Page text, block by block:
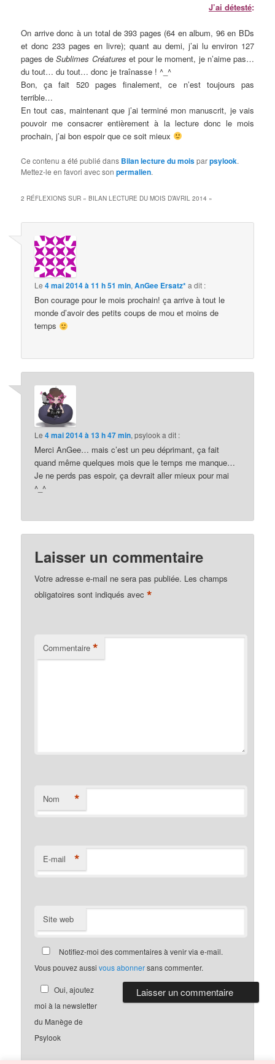
J’ai détesté:
On arrive donc à un total de 393 pages (64 en album, 96 en BDs
et donc 233 pages en livre); quant au demi, j’ai lu environ 127
pages deSublimes Créatures et pour le moment, je n’aime pas…
du tout… du tout… donc je traînasse ! ^_^
Bon, ça fait 520 pages finalement, ce n’est toujours pas
terrible…
En tout cas, maintenant que j’ai terminé mon manuscrit, je vais
pouvoir me consacrer entièrement à la lecture donc le mois
prochain, j’ai bon espoir que ce soit mieux
Ce contenu a été publié dans Bilan lecture du moisparpsylook.
Mettez-le en favori avec sonpermalien.
2 RÉFLEXIONS SUR «BILAN LECTURE DU MOIS D’AVRIL 2014 »
Le4 mai 2014 à 11 h 51 min,AnGee Ersatz*a dit :
Bon courage pour le mois prochain! ça arrive à tout le
monde d’avoir des petits coups de mou et moins de
temps
Le4 mai 2014 à 13 h 47 min,psylooka dit :
Merci AnGee… mais c’est un peu déprimant, ça fait
quand même quelques mois que le temps me manque…
Je ne perds pas espoir, ça devrait aller mieux pour mai
^_^
Laisser un commentaire
Votre adresse e-mail ne sera pas publiée. Les champs
obligatoires sont indiqués avec*
Commentaire *
Nom *
E-mail *
Site web
Notifiez-moi des commentaires à venir via e-mail.
Vous pouvez aussivous abonnersans commenter.
Oui, ajoutez
moi à la newsletter
du Manège de
Psylook